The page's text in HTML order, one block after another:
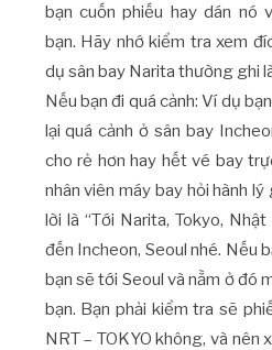
bạn cuốn phiếu hay dán nó
bạn. Hãy nhớ kiểm tra xem
dụ sân bay Narita thường ghi
Nếu bạn đi quá cảnh: Ví dụ
lại quá cảnh ở sân bay
cho rẻ hơn hay hết vé bay
nhân viên máy bay hỏi hành
lời là “Tới Narita, Tokyo,
đến Incheon, Seoul nhé. Nếu
bạn sẽ tới Seoul và nằm ở đó
bạn. Bạn phải kiểm tra sẽ
NRT – TOKYO không, và nên